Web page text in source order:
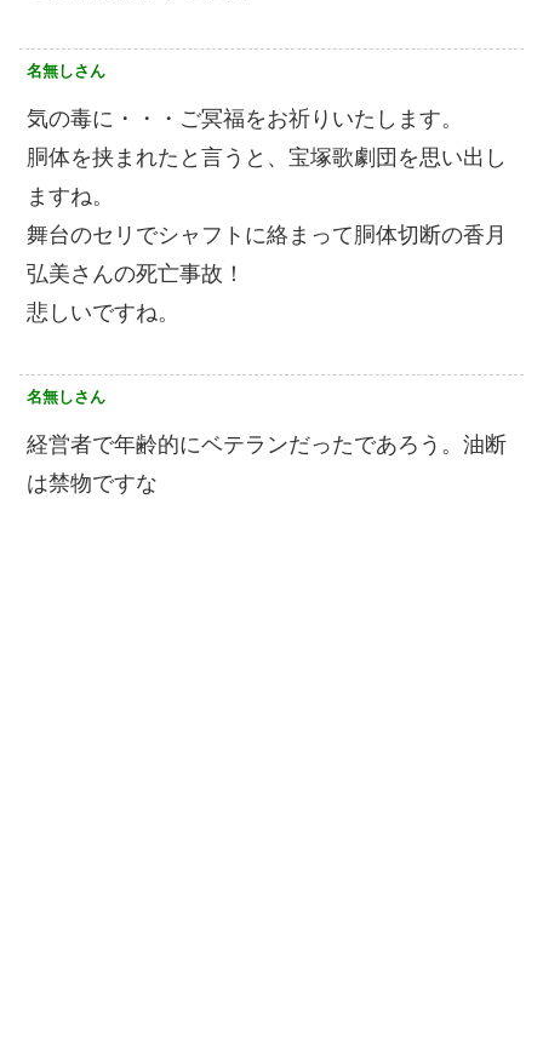
名無しさん
気の毒に・・・ご冥福をお祈りいたします。
胴体を挟まれたと言うと、宝塚歌劇団を思い出し
ますね。
舞台のセリでシャフトに絡まって胴体切断の香月
弘美さんの死亡事故！
悲しいですね。
名無しさん
経営者で年齢的にベテランだったであろう。油断
は禁物ですな